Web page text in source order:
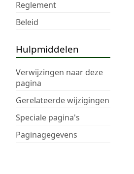
Reglement
Beleid
Hulpmiddelen
Verwijzingen naar deze
pagina
Gerelateerde wijzigingen
Speciale pagina's
Paginagegevens